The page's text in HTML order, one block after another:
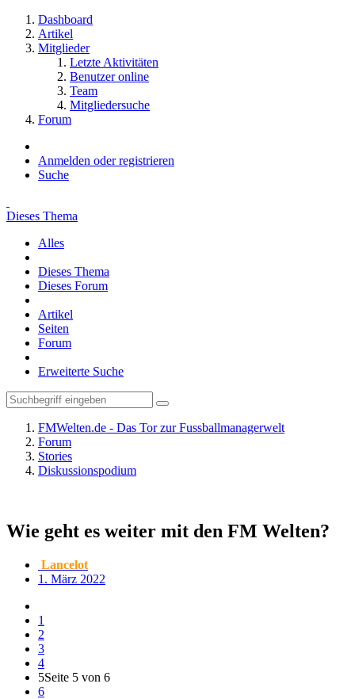
Dashboard
Artikel
Mitglieder
Letzte Aktivitäten
Benutzer online
Team
Mitgliedersuche
Forum
Anmelden oder registrieren
Suche
Dieses Thema
Alles
Dieses Thema
Dieses Forum
Artikel
Seiten
Forum
Erweiterte Suche
FMWelten.de - Das Tor zur Fussballmanagerwelt
Forum
Stories
Diskussionspodium
Wie geht es weiter mit den FM Welten?
Lancelot
1. März 2022
1
2
3
4
5Seite 5 von 6
6